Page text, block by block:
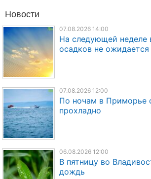
Новости
07.08.2026 14:00
На следующей неделе
осадков не ожидается
07.08.2026 12:00
По ночам в Приморье
прохладно
06.08.2026 12:00
В пятницу во
дождь